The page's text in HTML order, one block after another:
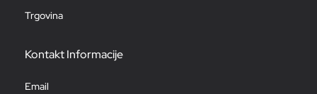
Trgovina
Kontakt Informacije
Email